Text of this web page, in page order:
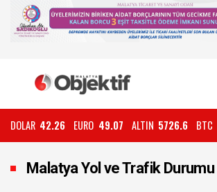
DOLAR 42.26 EURO 49.07 ALTIN 5726.6 BTC
Malatya Yol ve Trafik Durumu